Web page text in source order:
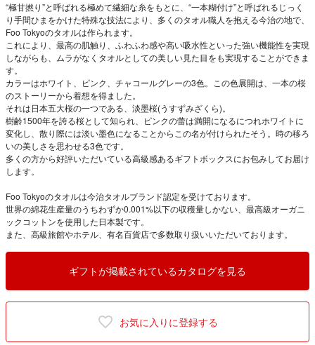
“極甘撚り”と呼ばれる極めて繊細な糸をもとに、“一本糊付け”と呼ばれるじっく
り手間ひまをかけた特殊な技法により、多くのタオル職人を抱える今治の地で、
Foo Tokyoのタオルは作られます。
これにより、最高の肌触り、ふわふわ感や高い吸水性といった強い機能性を実現
しながらも、ムラがなくタオルとしての美しい見た目をも実現することができま
す。
カラーはホワイト、ピンク、チャコールグレーの3色。この色展開は、一本の桜
のストーリーから着想を得ました。
それは日本五大桜の一つである、淡墨桜(うすずみざくら)。
樹齢1500年を誇る桜として知られ、ピンクの蕾は満開になるにつれホワイトに
変化し、散り際には淡い墨色になることからこの名が付けられたそう。時の移ろ
いの美しさを思わせる3色です。
多くの方から好評いただいている高級感あるギフトボックスにお包みしてお届け
します。
Foo Tokyoのタオルは今治タオルブランド認定を受けております。
世界の綿花生産量のうちわずか0.001%以下の収穫量しかない、最高級オーガニ
ックコットンを使用した日本製です。
また、高級旅館やホテル、有名百貨店で多数取り扱いいただいております。
ギフトが掲載されているカタログを見る
お気に入りに登録する